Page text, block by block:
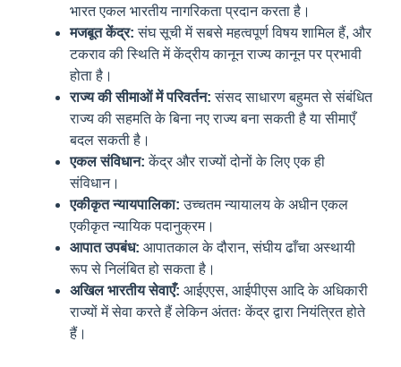
भारत एकल भारतीय नागरिकता प्रदान करता है।
मजबूत केंद्र: संघ सूची में सबसे महत्वपूर्ण विषय शामिल हैं, और
टकराव की स्थिति में केंद्रीय कानून राज्य कानून पर प्रभावी
होता है।
राज्य की सीमाओं में परिवर्तन: संसद साधारण बहुमत से संबंधित
राज्य की सहमति के बिना नए राज्य बना सकती है या सीमाएँ
बदल सकती है।
एकल संविधान: केंद्र और राज्यों दोनों के लिए एक ही
संविधान।
एकीकृत न्यायपालिका: उच्चतम न्यायालय के अधीन एकल
एकीकृत न्यायिक पदानुक्रम।
आपात उपबंध: आपातकाल के दौरान, संघीय ढाँचा अस्थायी
रूप से निलंबित हो सकता है।
अखिल भारतीय सेवाएँ: आईएएस, आईपीएस आदि के अधिकारी
राज्यों में सेवा करते हैं लेकिन अंततः केंद्र द्वारा नियंत्रित होते
हैं।